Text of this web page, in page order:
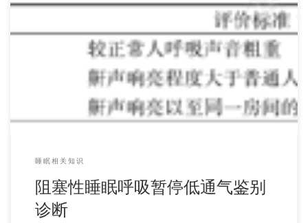
六、诊断 表1成人OSAHS病情程度与呼吸暂停低通气指数
（AHI）及（或）低氧血症程度的判断依据 由 […]
睡眠相关知识
阻塞性睡眠呼吸暂停低通气鉴别
诊断